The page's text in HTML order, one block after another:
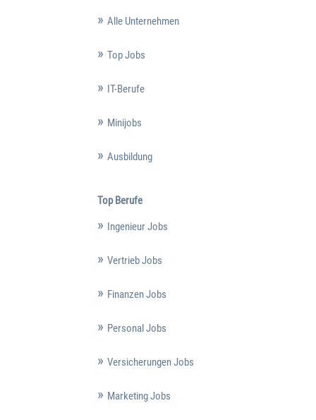
Alle Unternehmen
Top Jobs
IT-Berufe
Minijobs
Ausbildung
Top Berufe
Ingenieur Jobs
Vertrieb Jobs
Finanzen Jobs
Personal Jobs
Versicherungen Jobs
Marketing Jobs